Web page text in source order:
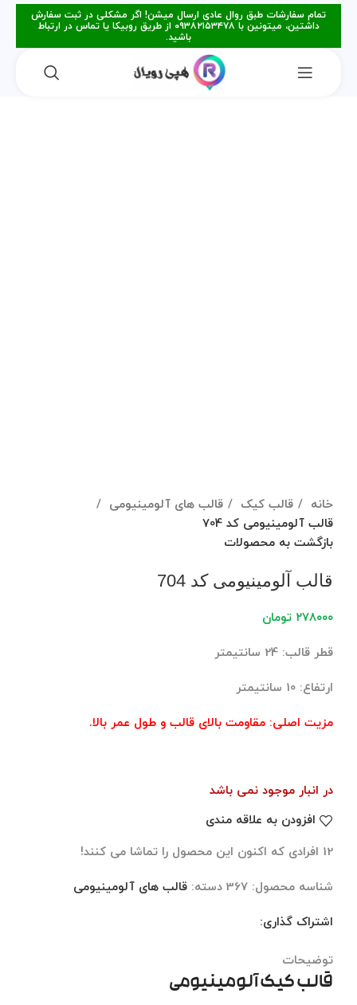
تمام سفارشات طبق روال عادی ارسال میشن! اگر مشکلی در ثبت سفارش
داشتین، میتونین با ۰۹۳۸۲۱۵۳۴۷۸ از طریق روبیکا یا تماس در ارتباط
باشید.
خانه قالب کیک
قالب های آلومینیومی
قالب آلومینیومی کد 704
بازگشت به محصولات
قالب آلومینیومی کد 704
۲۷۸۰۰۰ تومان
قطر قالب: 24 سانتیمتر
ارتفاع: 10 سانتیمتر
مزیت اصلی: مقاومت بالای قالب و طول عمر بالا.
در انبار موجود نمی باشد
افزودن به علاقه مندی
12 افرادی که اکنون این محصول را تماشا می کنند!
شناسه محصول: 367 دسته: قالب های آلومینیومی
اشتراک گذاری:
توضیحات
قالب کیک آلومینیومی